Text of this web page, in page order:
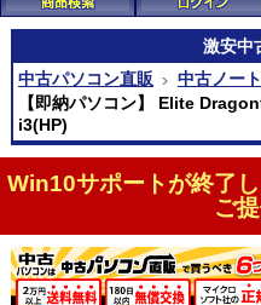
激安中
中古パソコン直販
中古ノー
【即納パソコン】 Elite
i3(HP)
Win10サポートが終了
ご